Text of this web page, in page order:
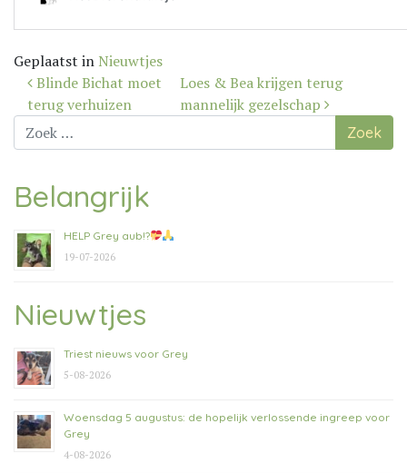
Geplaatst in Nieuwtjes
Bericht
navigatie
Blinde Bichat moet
terug verhuizen
Loes & Bea krijgen terug
mannelijk gezelschap
Zoek
naar:
Belangrijk
HELP Grey aub!?
19-07-2026
Nieuwtjes
Triest nieuws voor Grey
5-08-2026
Woensdag 5 augustus: de hopelijk verlossende ingreep voor
Grey
4-08-2026